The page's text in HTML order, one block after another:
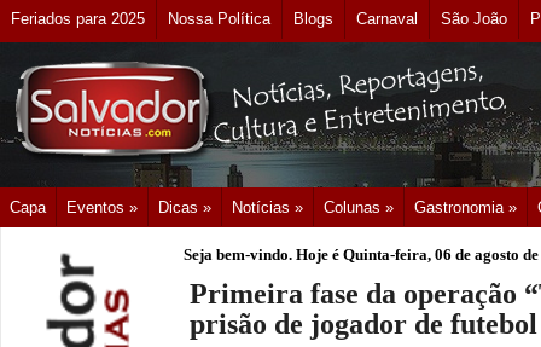
Feriados para 2025 Nossa Política Blogs Carnaval São João
Capa Eventos » Dicas » Notícias » Colunas » Gastronomia »
Seja bem-vindo. Hoje é Quinta-feira, 06 de agosto
Primeira fase da operação
prisão de jogador de futebol